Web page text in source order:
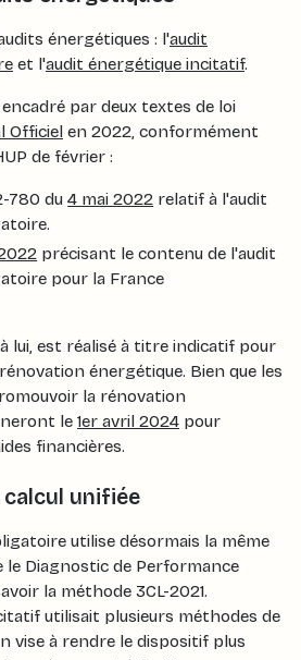
énergétiques : l'audit
et l'audit énergétique incitatif.
par deux textes de loi
Officiel en 2022, conformément
de février :
780 du4 mai 2022 relatif à l'audit
précisant le contenu de l'audit
pour la France
lui, est réalisé à titre indicatif pour
énergétique. Bien que les
la rénovation
le 1er avril 2024 pour
financières.
calcul unifiée
utilise désormais la même
le Diagnostic de Performance
la méthode 3CL-2021.
utilisait plusieurs méthodes de
vise à rendre le dispositif plus